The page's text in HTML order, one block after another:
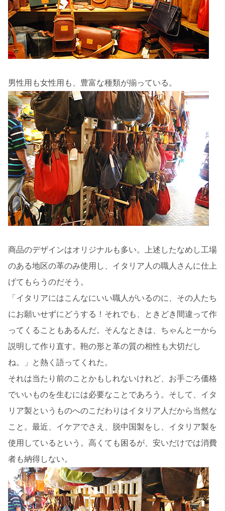
男性用も女性用も、豊富な種類が揃っている。
商品のデザインはオリジナルも多い。上述したなめし工場
のある地区の革のみ使用し、イタリア人の職人さんに仕上
げてもらうのだそう。
「イタリアにはこんなにいい職人がいるのに、その人たち
にお願いせずにどうする！それでも、ときどき間違って作
ってくることもあるんだ。そんなときは、ちゃんと一から
説明して作り直す。鞄の形と革の質の相性も大切だし
ね。」と熱く語ってくれた。
それは当たり前のことかもしれないけれど、お手ごろ価格
でいいものを生むには必要なことであろう。そして、イタ
リア製というものへのこだわりはイタリア人だから当然な
こと。最近、イケアでさえ、脱中国製をし、イタリア製を
使用しているという。高くても困るが、安いだけでは消費
者も納得しない。